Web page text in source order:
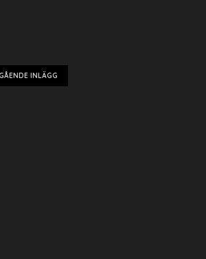
INLÄGG